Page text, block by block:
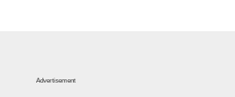
Advertisement